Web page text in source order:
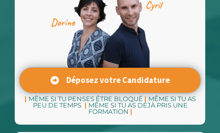
Déposez votre Candidature
| MÊME SI TU PENSES ÊTRE BLOQUÉ | MÊME SI TU AS
PEU DE TEMPS | MÊME SI TU AS DÉJÀ PRIS UNE
FORMATION |